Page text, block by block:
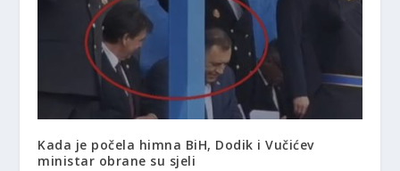
Kada je počela himna BiH, Dodik i Vučićev
ministar obrane su sjeli